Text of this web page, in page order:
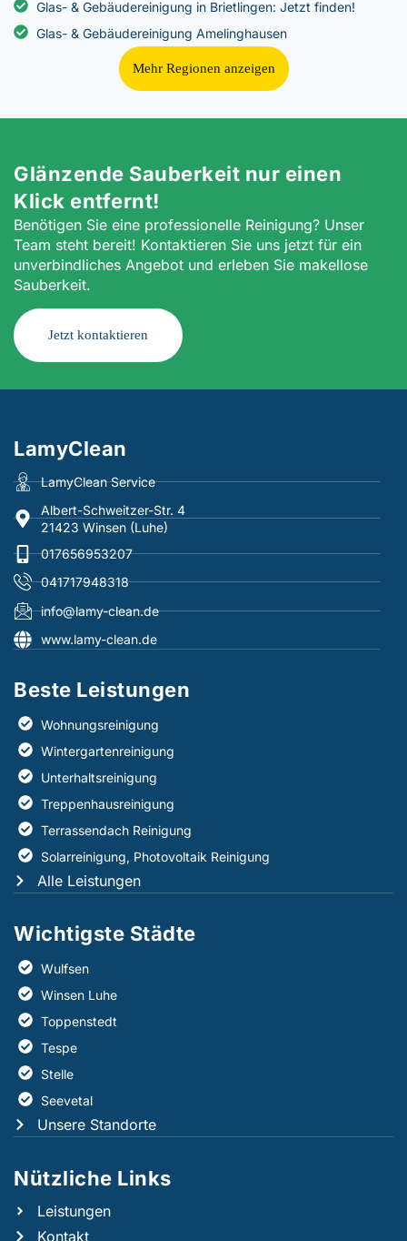
Glas- & Gebäudereinigung in Brietlingen: Jetzt finden!
Glas- & Gebäudereinigung Amelinghausen
Mehr Regionen anzeigen
Glänzende Sauberkeit nur einen
Klick entfernt!
Benötigen Sie eine professionelle Reinigung? Unser
Team steht bereit! Kontaktieren Sie uns jetzt für ein
unverbindliches Angebot und erleben Sie makellose
Sauberkeit.
Jetzt kontaktieren
LamyClean
LamyClean Service
Albert-Schweitzer-Str. 4
21423 Winsen (Luhe)
017656953207
041717948318
info@lamy-clean.de
www.lamy-clean.de
Beste Leistungen​
Wohnungsreinigung
Wintergartenreinigung
Unterhaltsreinigung
Treppenhausreinigung
Terrassendach Reinigung
Solarreinigung, Photovoltaik Reinigung
Alle Leistungen
Wichtigste Städte
Wulfsen
Winsen Luhe
Toppenstedt
Tespe
Stelle
Seevetal
Unsere Standorte
Nützliche Links​
Leistungen
Kontakt